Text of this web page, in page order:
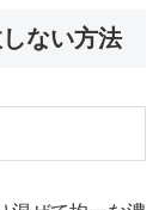
ない方法